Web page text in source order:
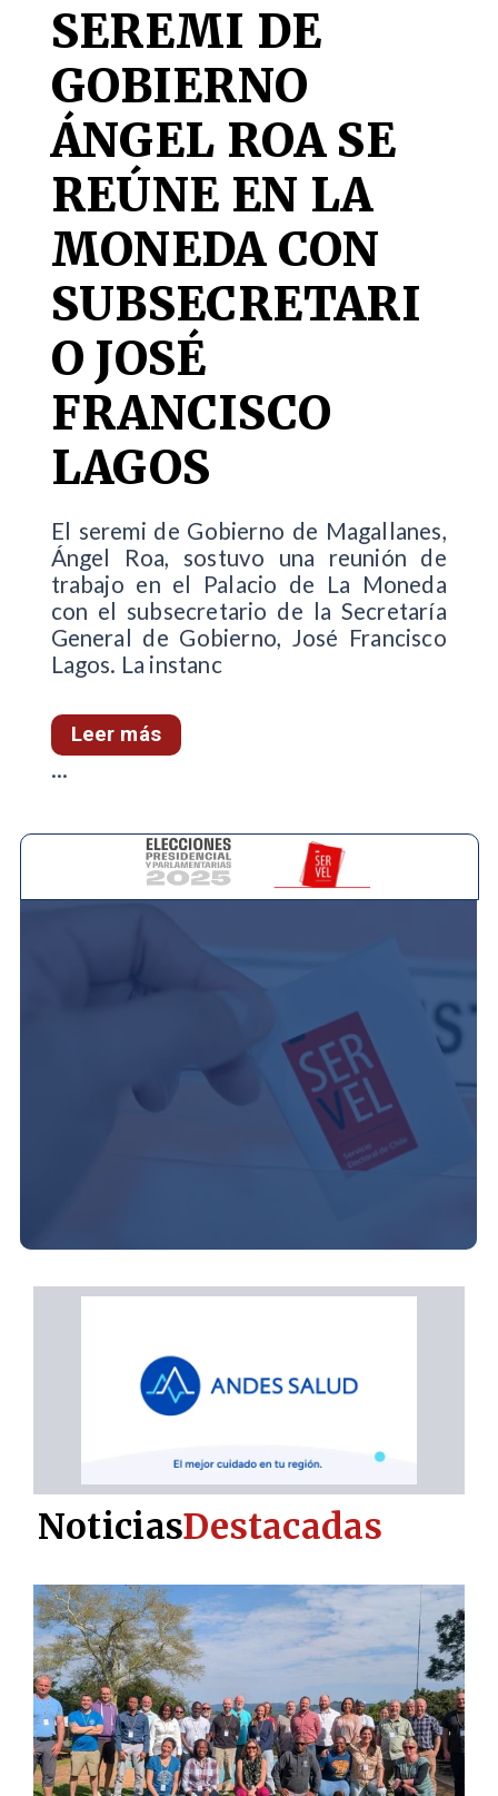
SEREMI DE
GOBIERNO
ÁNGEL ROA SE
REÚNE EN LA
MONEDA CON
SUBSECRETARI
O JOSÉ
FRANCISCO
LAGOS
El seremi de Gobierno de Magallanes,
Ángel Roa, sostuvo una reunión de
trabajo en el Palacio de La Moneda
con el subsecretario de la Secretaría
General de Gobierno, José Francisco
Lagos. La instanc
Leer más
...
NoticiasDestacadas